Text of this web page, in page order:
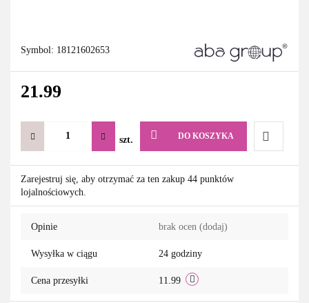
Symbol: 18121602653
21.99
szt. DO KOSZYKA
Do
Zarejestruj się, aby otrzymać za ten zakup 44 punktów
lojalnościowych.
Opinie brak ocen (dodaj)
Wysyłka w ciągu 24 godziny
Cena przesyłki 11.99